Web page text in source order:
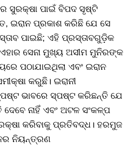
ସୁରକ୍ଷା ପାଇଁ ବିପଦ ସୃଷ୍ଟି
ଇରାନ ପ୍ରକାଶ କରିଛି ଯେ ସେ
ପାଇଛି; ଏହି ପ୍ରସ୍ତାବଗୁଡ଼ିକ
ସେନା ମୁଖ୍ୟ ଅସୀମ ମୁନିରଙ୍କ
ପଠାଯାଇଥିଲା ଏବଂ ଇରାନ
କରୁଛି। ଇରାନୀ
ଭାବରେ ସ୍ପଷ୍ଟ କରିଛନ୍ତି ଯେ
ନାହିଁ ଏବଂ ଅଟଳ ସଂକଳ୍ପ
କରିବାକୁ ପ୍ରତିବଦ୍ଧ। ହରମୁଜ
ନିୟନ୍ତ୍ରଣ